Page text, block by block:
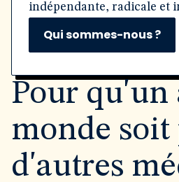
indépendante, radicale et
Qui sommes-nous ?
Pour qu'un
monde soit
d'autres